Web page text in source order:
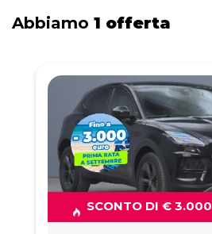
Abbiamo 1 offerta
SCONTO DI € 3.000